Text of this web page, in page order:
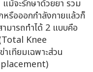
ม้จะรักษาด้วยยา รวม
รือออกกำลังกายแล้วก็
มารถทำได้ 2 แบบคือ
Knee
เทียมเฉพาะส่วน